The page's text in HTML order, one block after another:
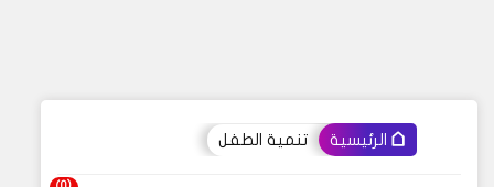
الرئيسية تنمية الطفل